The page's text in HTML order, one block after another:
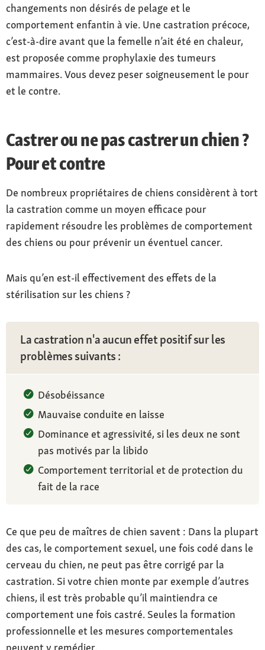
changements non désirés de pelage et le
comportement enfantin à vie. Une castration précoce,
c’est-à-dire avant que la femelle n’ait été en chaleur,
est proposée comme prophylaxie des tumeurs
mammaires. Vous devez peser soigneusement le pour
et le contre.
Castrer ou ne pas castrer un chien ?
Pour et contre
De nombreux propriétaires de chiens considèrent à tort
la castration comme un moyen efficace pour
rapidement résoudre les problèmes de comportement
des chiens ou pour prévenir un éventuel cancer.
Mais qu’en est-il effectivement des effets de la
stérilisation sur les chiens ?
La castration n'a aucun effet positif sur les
problèmes suivants :
Désobéissance
Mauvaise conduite en laisse
Dominance et agressivité, si les deux ne sont
pas motivés par la libido
Comportement territorial et de protection du
fait de la race
Ce que peu de maîtres de chien savent : Dans la plupart
des cas, le comportement sexuel, une fois codé dans le
cerveau du chien, ne peut pas être corrigé par la
castration. Si votre chien monte par exemple d’autres
chiens, il est très probable qu’il maintiendra ce
comportement une fois castré. Seules la formation
professionnelle et les mesures comportementales